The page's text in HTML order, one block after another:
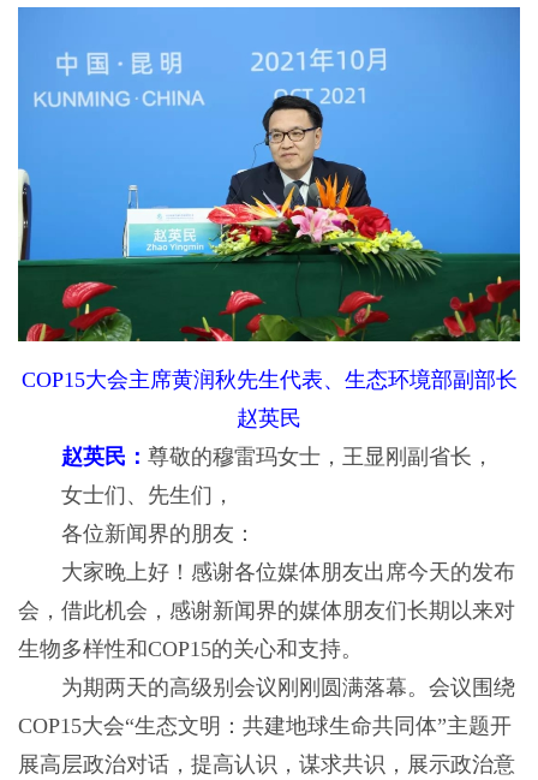
COP15大会主席黄润秋先生代表、生态环境部副部长
赵英民
赵英民： 尊敬的穆雷玛女士，王显刚副省长，
女士们、先生们，
各位新闻界的朋友：
大家晚上好！感谢各位媒体朋友出席今天的发布
会，借此机会，感谢新闻界的媒体朋友们长期以来对
生物多样性和COP15的关心和支持。
为期两天的高级别会议刚刚圆满落幕。会议围绕
COP15大会“生态文明：共建地球生命共同体”主题开
展高层政治对话，提高认识，谋求共识，展示政治意